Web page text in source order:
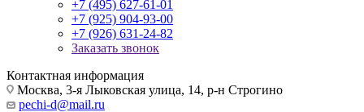
+7 (495) 627-61-01
+7 (925) 904-93-00
+7 (926) 631-24-82
Заказать звонок
Контактная информация
Москва, 3-я Лыковская улица, 14, р-н Строгино
pechi-d@mail.ru